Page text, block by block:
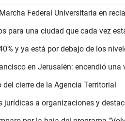
Federal Universitaria en
para una ciudad que cada vez
y ya está por debajo de los
en Jerusalén: encendió una
cierre de la Agencia Territorial
jurídicas a organizaciones y